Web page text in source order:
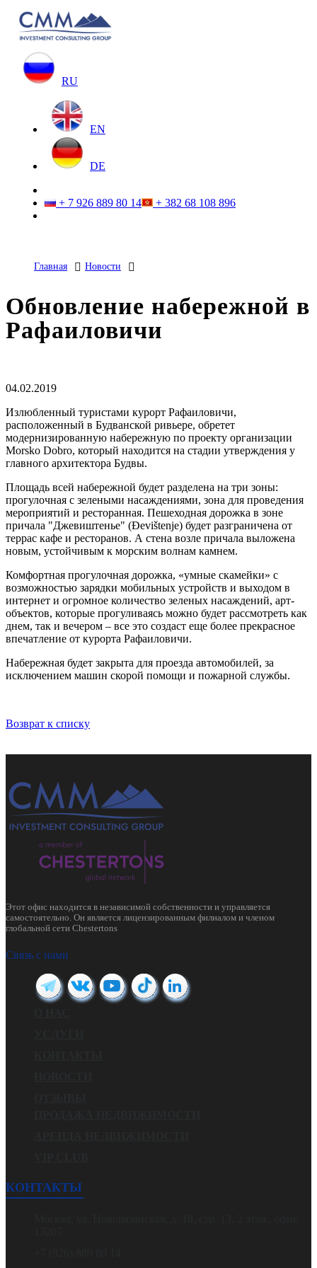
RU
EN
DE
+ 7 926 889 80 14 + 382 68 108 896
Главная Новости
Обновление набережной в
Рафаиловичи
04.02.2019
Излюбленный туристами курорт Рафаиловичи,
расположенный в Будванской ривьере, обретет
модернизированную набережную по проекту организации
Morsko Dobro, который находится на стадии утверждения у
главного архитектора Будвы.
Площадь всей набережной будет разделена на три зоны:
прогулочная с зелеными насаждениями, зона для проведения
мероприятий и ресторанная. Пешеходная дорожка в зоне
причала "Джевиштенье" (Đevištenje) будет разграничена от
террас кафе и ресторанов. А стена возле причала выложена
новым, устойчивым к морским волнам камнем.
Комфортная прогулочная дорожка, «умные скамейки» с
возможностью зарядки мобильных устройств и выходом в
интернет и огромное количество зеленых насаждений, арт-
объектов, которые прогуливаясь можно будет рассмотреть как
днем, так и вечером – все это создаст еще более прекрасное
впечатление от курорта Рафаиловичи.
Набережная будет закрыта для проезда автомобилей, за
исключением машин скорой помощи и пожарной службы.
Возврат к списку
Этот офис находится в независимой собственности и управляется
самостоятельно. Он является лицензированным филиалом и членом
глобальной сети Chestertons
Связь с нами
КОНТАКТЫ